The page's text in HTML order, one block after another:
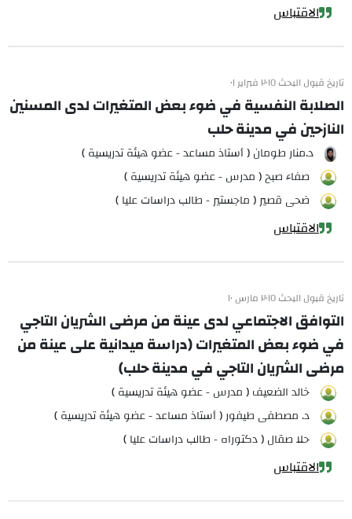
الاقتباس
تاريخ قبول البحث ٢٠١٥ فبراير ٠١
الصلابة النفسية في ضوء بعض المتغيرات لدى المسنين
النازحين في مدينة حلب
د.منار طومان ( أستاذ مساعد - عضو هيئة تدريسية )
صفاء صبح ( مدرس - عضو هيئة تدريسية )
ضحى قصير ( ماجستير - طالب دراسات عليا )
الاقتباس
تاريخ قبول البحث ٢٠١٥ مارس ١٠
التوافق الاجتماعي لدى عينة من مرضى الشريان التاجي
في ضوء بعض المتغيرات (دراسة ميدانية على عينة من
مرضى الشريان التاجي في مدينة حلب)
خالد الضعيف ( مدرس - عضو هيئة تدريسية )
د. مصطفى طيفور ( أستاذ مساعد - عضو هيئة تدريسية )
حلا صقال ( دكتوراه - طالب دراسات عليا )
الاقتباس